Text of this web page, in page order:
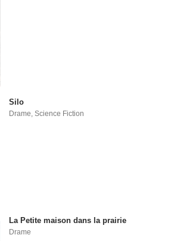
Silo
Drame ,Science Fiction
La Petite maison dans la prairie
Drame